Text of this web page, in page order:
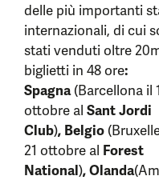
delle più importanti
internazionali, di cui
stati venduti oltre
biglietti in 48 ore:
Spagna(Barcellona il
ottobre al Sant Jordi
Club), Belgio
21 ottobre al Forest
National),Olanda